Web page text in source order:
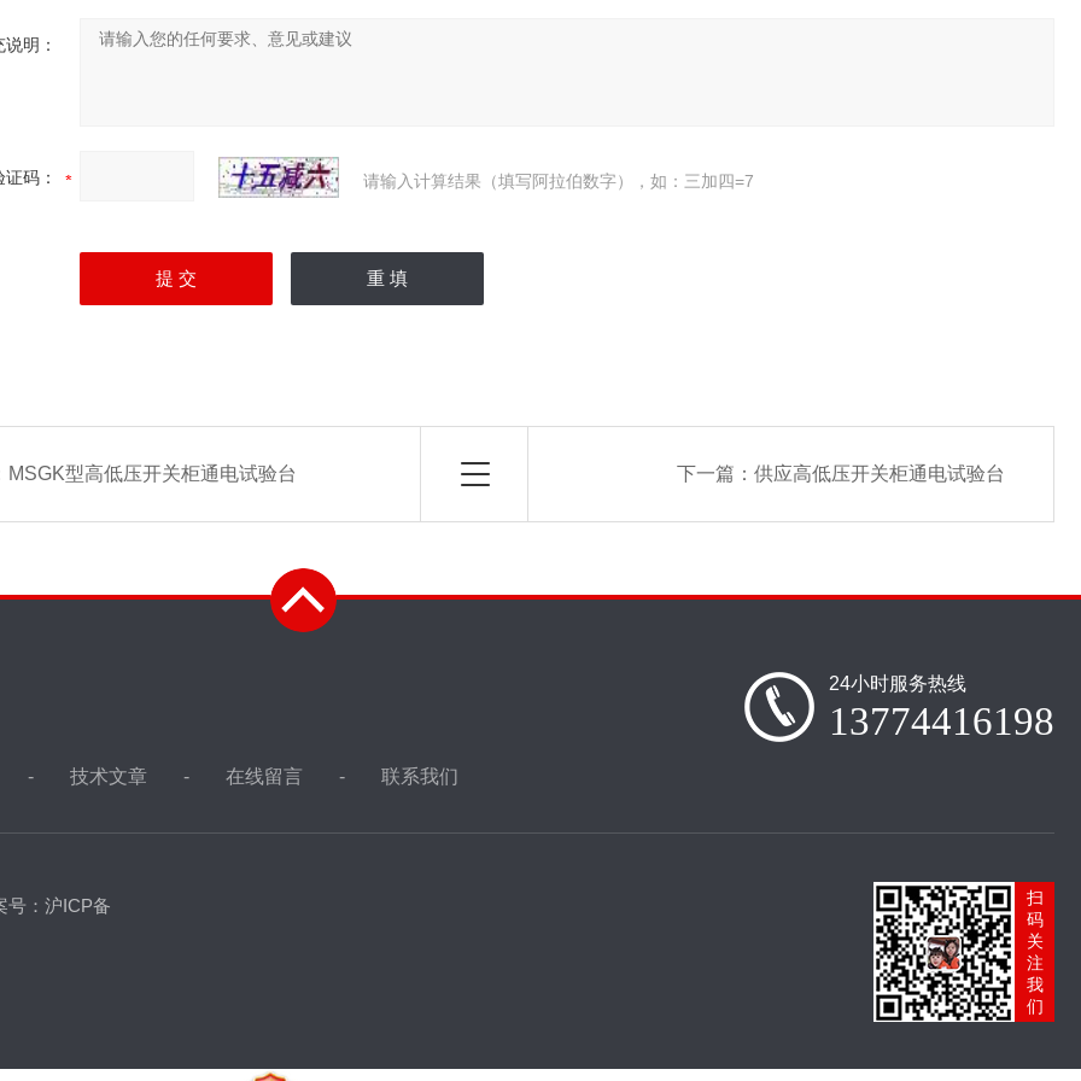
明：
证码： 请输入计算结果（填写阿拉伯数字），如：三加四=7
MSGK型高低压开关柜通电试验台 下一篇： 供应高低压开关柜通电试验台
技术文章 在线留言 联系我们
24小时服务热线
13774416198
号：沪ICP备
扫
码
关
注
我
们